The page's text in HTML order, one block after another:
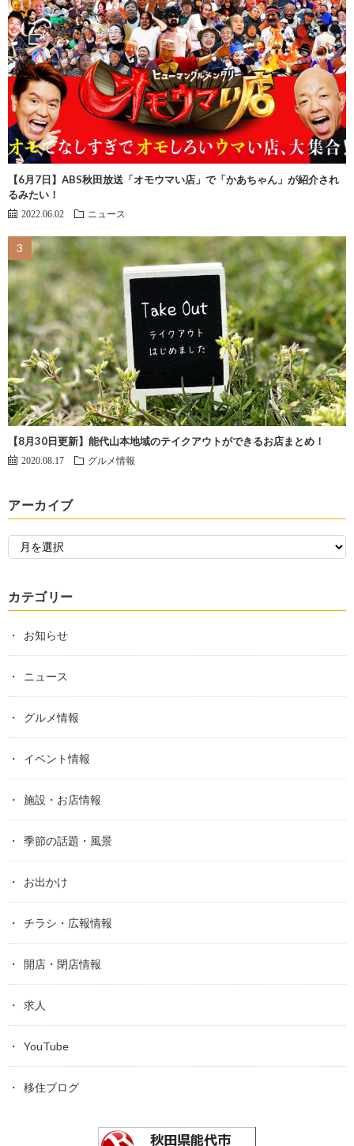
【6月7日】ABS秋田放送「オモウマい店」で「かあちゃん」が紹介され
るみたい！
2022.06.02 ニュース
【8月30日更新】能代山本地域のテイクアウトができるお店まとめ！
2020.08.17 グルメ情報
アーカイブ
カテゴリー
お知らせ
ニュース
グルメ情報
イベント情報
施設・お店情報
季節の話題・風景
お出かけ
チラシ・広報情報
開店・閉店情報
求人
YouTube
移住ブログ